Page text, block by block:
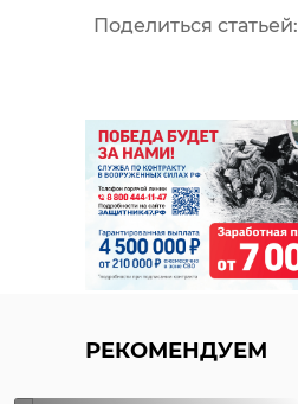
Поделиться статьей:
РЕКОМЕНДУЕМ